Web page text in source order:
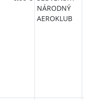
NÁRODNÝ
AEROKLUB